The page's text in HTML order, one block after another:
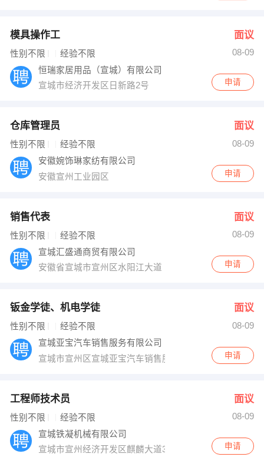
模具操作工 面议
性别不限 经验不限
08-09
恒瑞家居用品（宣城）有限公司
宣城市经济开发区日新路2号
申请
仓库管理员 面议
性别不限 经验不限
08-09
安徽婉饰琳家纺有限公司
安徽宣州工业园区
申请
销售代表 面议
性别不限 经验不限
08-09
宣城汇盛通商贸有限公司
安徽省宣城市宣州区水阳江大道
申请
钣金学徒、机电学徒 面议
性别不限 经验不限
08-09
宣城亚宝汽车销售服务有限公司
宣城市宣州区宣城亚宝汽车销售服务有限公司
申请
工程师技术员 面议
性别不限 经验不限
08-09
宣城铁凝机械有限公司
宣城市宣州经济开发区麒麟大道39号
申请